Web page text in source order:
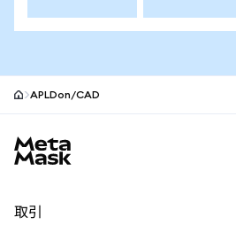
APLDon/CAD
取引